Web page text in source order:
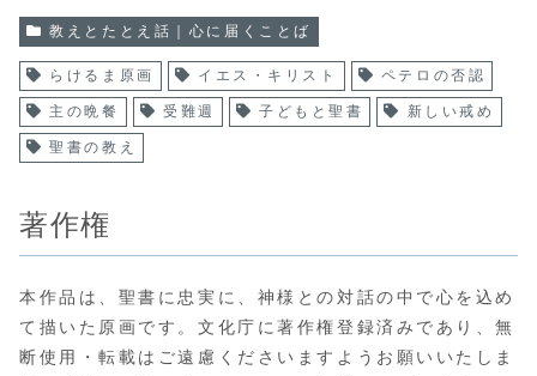
教えとたとえ話｜心に届くことば
らけるま原画 イエス・キリスト ペテロの否認
主の晩餐 受難週 子どもと聖書 新しい戒め
聖書の教え
著作権
本作品は、聖書に忠実に、神様との対話の中で心を込め
て描いた原画です。文化庁に著作権登録済みであり、無
断使用・転載はご遠慮くださいますようお願いいたしま